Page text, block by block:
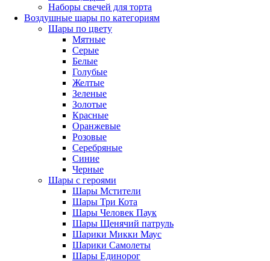
Наборы свечей для торта
Воздушные шары по категориям
Шары по цвету
Мятные
Серые
Белые
Голубые
Желтые
Зеленые
Золотые
Красные
Оранжевые
Розовые
Серебряные
Синие
Черные
Шары с героями
Шары Мстители
Шары Три Кота
Шары Человек Паук
Шары Щенячий патруль
Шарики Микки Маус
Шарики Самолеты
Шары Единорог